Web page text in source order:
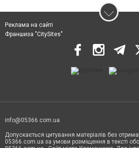
Реклама на сайті
Франшиза "CitySites"
info@05366.com.ua
Допускається цитування матеріалів без
05366.com.ua за умови розміщення в тексті